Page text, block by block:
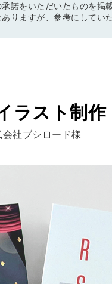
諾をいただいたものを掲
りますが、参考にしてい
ラスト制作
会社ブシロード様